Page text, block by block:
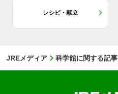
レシピ・献立
JREメディア 科学館に関する記事